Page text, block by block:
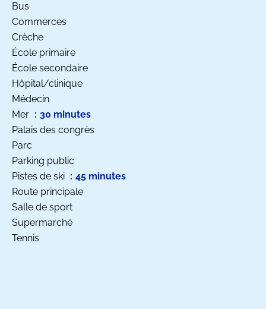
Bus
Commerces
Crèche
École primaire
École secondaire
Hôpital/clinique
Médecin
Mer
30 minutes
Palais des congrès
Parc
Parking public
Pistes de ski
45 minutes
Route principale
Salle de sport
Supermarché
Tennis